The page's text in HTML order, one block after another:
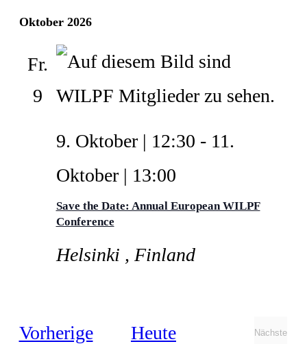
Oktober 2026
Fr.
9
Save the Date: Annual European WILPF
Conference
9. Oktober | 12:30 - 11.
Oktober | 13:00
Helsinki , Finland
VorherigeVeranstaltungen
Heute
Nächste